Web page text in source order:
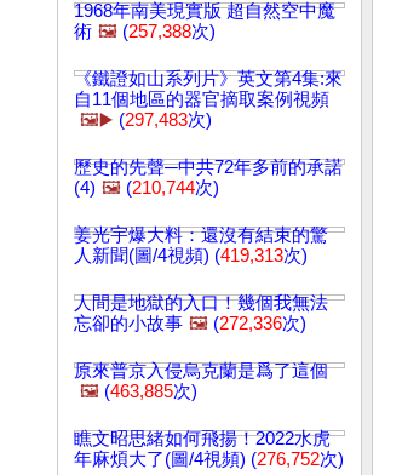
1968年南美現實版 超自然空中魔
術 🖼️ (257,388次)
《鐵證如山系列片》英文第4集:來
自11個地區的器官摘取案例視頻
🖼️▶️ (297,483次)
歷史的先聲─中共72年多前的承諾
(4) 🖼️ (210,744次)
姜光宇爆大料：還沒有結束的驚
人新聞(圖/4視頻) (419,313次)
人間是地獄的入口！幾個我無法
忘卻的小故事 🖼️ (272,336次)
原來普京入侵烏克蘭是爲了這個
🖼️ (463,885次)
瞧文昭思緒如何飛揚！2022水虎
年麻煩大了(圖/4視頻) (276,752次)